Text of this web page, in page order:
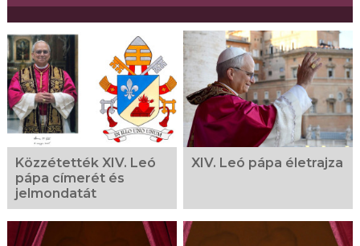
Közzétették XIV. Leó
pápa címerét és
jelmondatát
XIV. Leó pápa életrajza